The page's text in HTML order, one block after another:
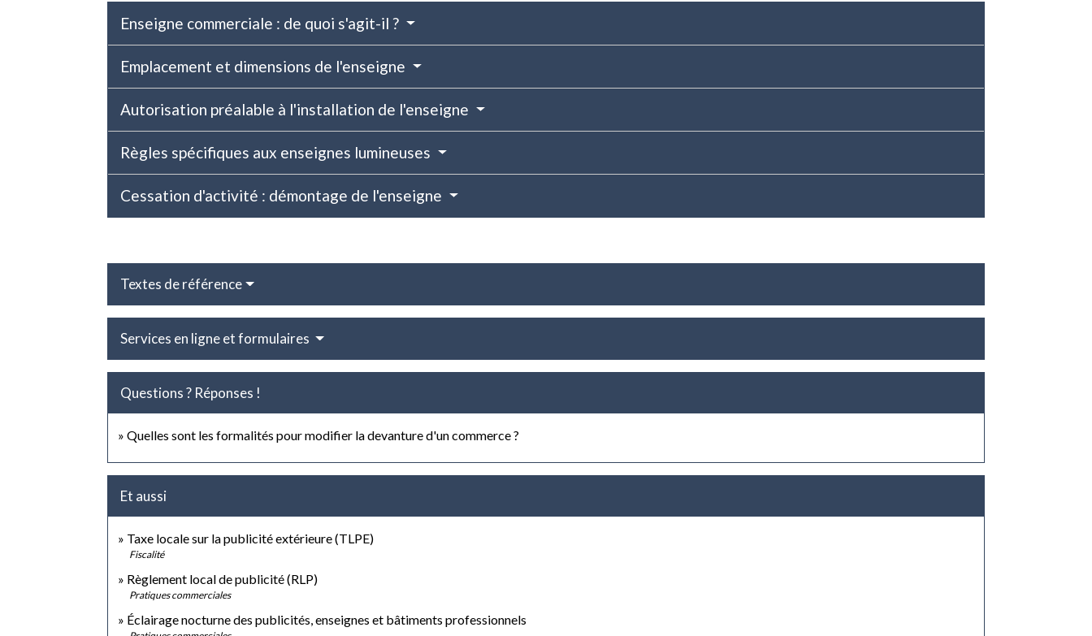
Enseigne commerciale : de quoi s'agit-il ?
Emplacement et dimensions de l'enseigne
Autorisation préalable à l'installation de l'enseigne
Règles spécifiques aux enseignes lumineuses
Cessation d'activité : démontage de l'enseigne
Textes de référence
Services en ligne et formulaires
Questions ? Réponses !
Quelles sont les formalités pour modifier la devanture d'un commerce ?
Et aussi
Taxe locale sur la publicité extérieure (TLPE)
Fiscalité
Règlement local de publicité (RLP)
Pratiques commerciales
Éclairage nocturne des publicités, enseignes et bâtiments professionnels